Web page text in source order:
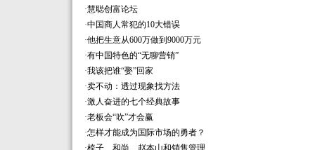
·慧聪创富论坛
·中国商人常犯的10大错误
·他把生意从600万做到9000万元
·有中国特色的“无聊营销”
·我该把谁“娶”回家
·卖不动：透过现象找方法
·激人奋进的七个经典故事
·老板会“吹”才会赢
·怎样才能成为国际市场的勇者？
·梳子、和尚、赵本山和销售管理